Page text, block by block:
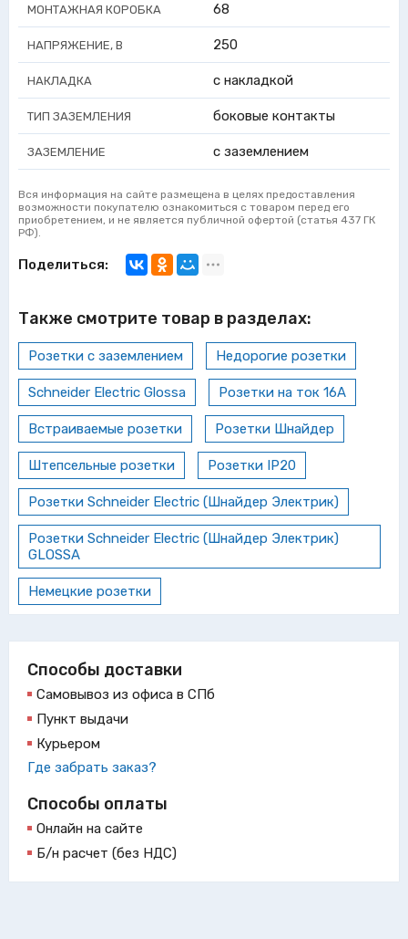
МОНТАЖНАЯ КОРОБКА 68
НАПРЯЖЕНИЕ, В 250
НАКЛАДКА с накладкой
ТИП ЗАЗЕМЛЕНИЯ боковые контакты
ЗАЗЕМЛЕНИЕ с заземлением
Вся информация на сайте размещена в целях предоставления
возможности покупателю ознакомиться с товаром перед его
приобретением, и не является публичной офертой (статья 437 ГК
РФ).
Поделиться:
Также смотрите товар в разделах:
Розетки с заземлением Недорогие розетки
Schneider Electric Glossa Розетки на ток 16А
Встраиваемые розетки Розетки Шнайдер
Штепсельные розетки Розетки IP20
Розетки Schneider Electric (Шнайдер Электрик)
Розетки Schneider Electric (Шнайдер Электрик)
GLOSSA
Немецкие розетки
Способы доставки
Самовывоз из офиса в СПб
Пункт выдачи
Курьером
Где забрать заказ?
Способы оплаты
Онлайн на сайте
Б/н расчет (без НДС)